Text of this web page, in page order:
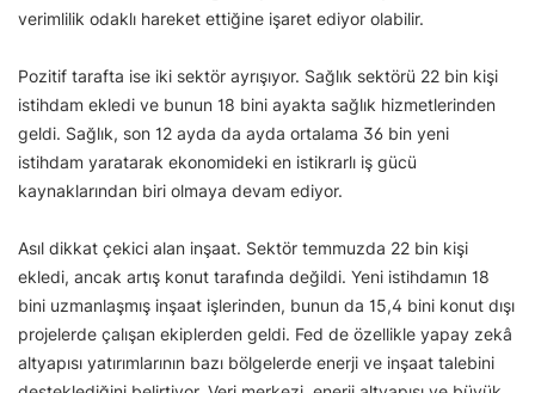
verimlilik odaklı hareket ettiğine işaret ediyor olabilir.
Pozitif tarafta ise iki sektör ayrışıyor. Sağlık sektörü 22 bin kişi
istihdam ekledi ve bunun 18 bini ayakta sağlık hizmetlerinden
geldi. Sağlık, son 12 ayda da ayda ortalama 36 bin yeni
istihdam yaratarak ekonomideki en istikrarlı iş gücü
kaynaklarından biri olmaya devam ediyor.
Asıl dikkat çekici alan inşaat. Sektör temmuzda 22 bin kişi
ekledi, ancak artış konut tarafında değildi. Yeni istihdamın 18
bini uzmanlaşmış inşaat işlerinden, bunun da 15,4 bini konut dışı
projelerde çalışan ekiplerden geldi. Fed de özellikle yapay zekâ
altyapısı yatırımlarının bazı bölgelerde enerji ve inşaat talebini